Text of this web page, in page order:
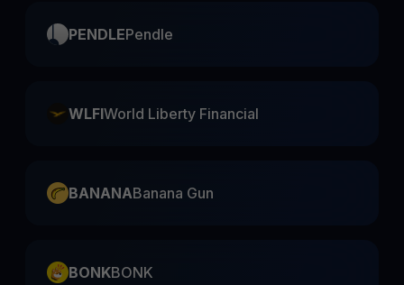
PENDLEPendle
WLFIWorld Liberty Financial
BANANABanana Gun
BONKBONK